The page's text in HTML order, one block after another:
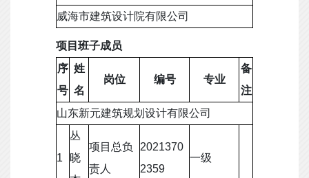
威海市建筑设计院有限公司
项目班子成员
序
号
姓
名
岗位 编号 专业
备
注
山东新元建筑规划设计有限公司
1
丛
晓
项目总负
责人
2021370
2359
一级